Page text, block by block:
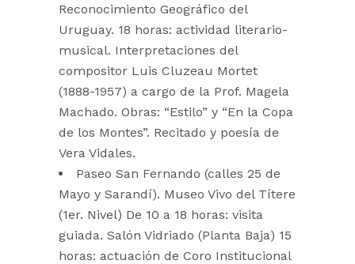
Reconocimiento Geográfico del
Uruguay. 18 horas: actividad literario-
musical. Interpretaciones del
compositor Luis Cluzeau Mortet
(1888-1957) a cargo de la Prof. Magela
Machado. Obras: “Estilo” y “En la Copa
de los Montes”. Recitado y poesía de
Vera Vidales.
Paseo San Fernando (calles 25 de
Mayo y Sarandí). Museo Vivo del Títere
(1er. Nivel) De 10 a 18 horas: visita
guiada. Salón Vidriado (Planta Baja) 15
horas: actuación de Coro Institucional